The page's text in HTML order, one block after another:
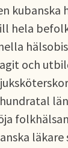
kubanska
hela
och